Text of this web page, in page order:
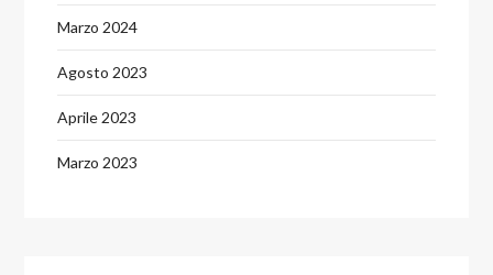
Marzo 2024
Agosto 2023
Aprile 2023
Marzo 2023